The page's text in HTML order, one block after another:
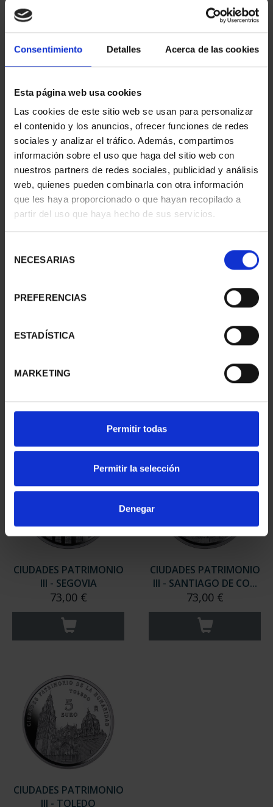
Consentimiento Detalles Acerca de las cookies
Esta página web usa cookies
Las cookies de este sitio web se usan para personalizar
el contenido y los anuncios, ofrecer funciones de redes
sociales y analizar el tráfico. Además, compartimos
información sobre el uso que haga del sitio web con
nuestros partners de redes sociales, publicidad y análisis
web, quienes pueden combinarla con otra información
que les haya proporcionado o que hayan recopilado a
partir del uso que haya hecho de sus servicios.
NECESARIAS
PREFERENCIAS
ESTADÍSTICA
MARKETING
Permitir todas
Permitir la selección
Denegar
CIUDADES PATRIMONIO
- ÁVILA
73,00 €
CIUDADES PATRIMONIO
II - CUENCA
73,00 €
73,00 €
CIUDADES PATRIMONIO
III - TARRAGONA
CIUDADES PATRIMONIO
III - SEGOVIA
73,00 €
CIUDADES PATRIMONIO
III - SANTIAGO DE CO...
73,00 €
CIUDADES PATRIMONIO
III - TOLEDO